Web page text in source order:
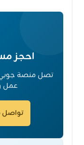
احجز
تصل منصة جوبي
عمل
تواصل